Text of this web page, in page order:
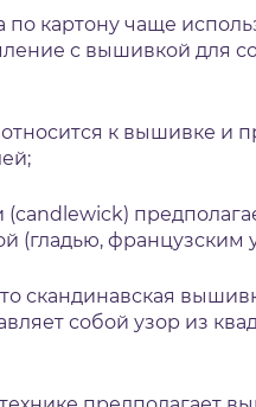
картону чаще
с вышивкой для
к вышивке и
(гладью, французским
скандинавская
собой узор из